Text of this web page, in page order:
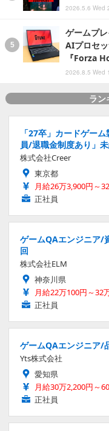
2026.5.6 Wed
ゲームプ
AIプロセ
『Forza
2026.8.5 Wed
ラン
「27卒」カードゲー
員/退職金制度あり」
株式会社Creer
東京都
月給26万3,900円～
正社員
ゲームQAエンジニア/
回
株式会社ELM
神奈川県
月給22万100円～32
正社員
ゲームQAエンジニア/
Yts株式会社
愛知県
月給30万2,200円～
正社員